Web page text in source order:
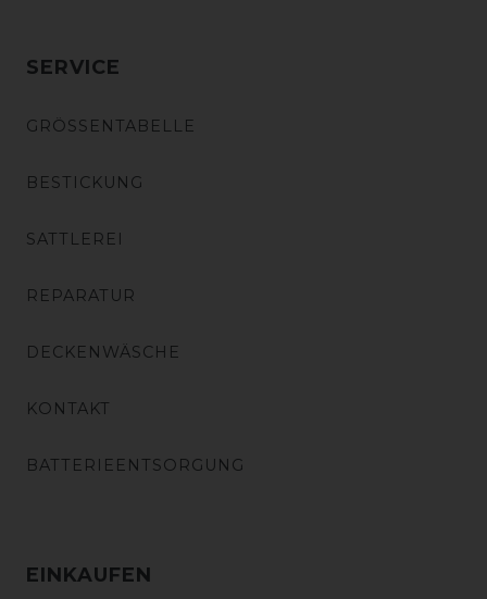
SERVICE
GRÖSSENTABELLE
BESTICKUNG
SATTLEREI
REPARATUR
DECKENWÄSCHE
KONTAKT
BATTERIEENTSORGUNG
EINKAUFEN